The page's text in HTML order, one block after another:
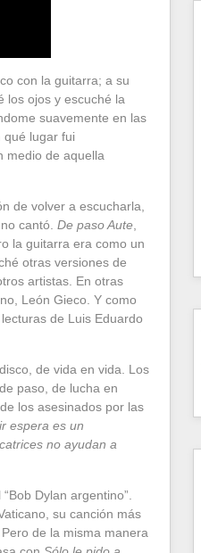
con la guitarra; a su
los ojos y escuché la
suavemente en las
qué lugar fui
medio de aquella
de volver a escucharla,
cantó. De paso Aute
la guitarra era como un
otras versiones de
artistas. En otras
León Gieco. Y como
de Luis Eduardo
de vida en vida. Los
paso, de lucha en
los asesinados por las
espera es un
no ayudan a
Dylan argentino”.
su canción más
de la misma manera